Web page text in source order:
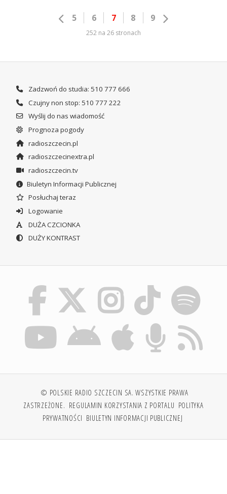
5 6 7 8 9
252 na 26 stronach
Zadzwoń do studia: 510 777 666
Czujny non stop: 510 777 222
Wyślij do nas wiadomość
Prognoza pogody
radioszczecin.pl
radioszczecinextra.pl
radioszczecin.tv
Biuletyn Informacji Publicznej
Posłuchaj teraz
Logowanie
DUŻA CZCIONKA
DUŻY KONTRAST
© POLSKIE RADIO SZCZECIN SA. WSZYSTKIE PRAWA
ZASTRZEŻONE. REGULAMIN KORZYSTANIA Z PORTALU POLITYKA
PRYWATNOŚCI BIULETYN INFORMACJI PUBLICZNEJ